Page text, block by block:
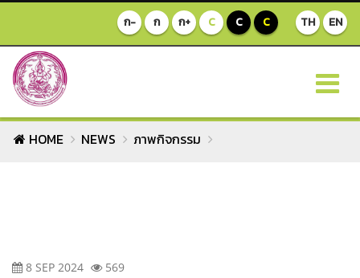
TH EN
ก- ก ก+ C C C
HOME NEWS ภาพกิจกรรม
8 SEP 2024 569